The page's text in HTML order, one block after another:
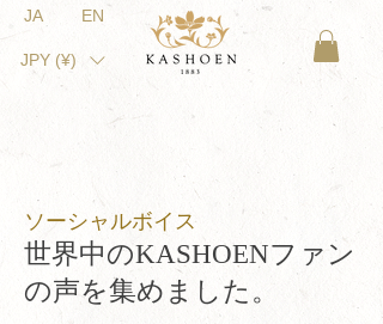
JPY (¥)
JA EN
ソーシャルボイス
世界中のKASHOENファン
の声を集めました。